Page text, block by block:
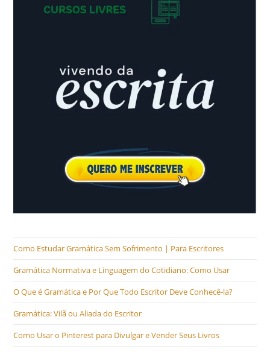
Como Estudar Gramática Sem Sofrimento | Para Escritores
Gramática Normativa e Linguagem do Cotidiano: Como Usar
O Que é Gramática e Por Que Todo Escritor Deve Conhecê-la?
Gramática: Vilã ou Aliada do Escritor
Como Usar o Pinterest para Divulgar e Vender Seus Livros